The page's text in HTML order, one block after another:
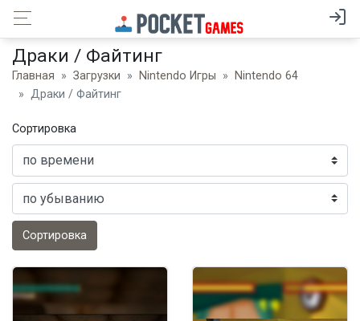
Драки / Файтинг
Главная Загрузки Nintendo Игры
Nintendo 64
Драки / Файтинг
Сортировка
Сортировка